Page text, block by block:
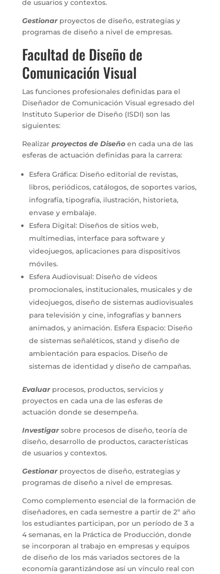
de usuarios y contextos.
Gestionar proyectos de diseño, estrategias y
programas de diseño a nivel de empresas.
Facultad de Diseño de
Comunicación Visual
Las funciones profesionales definidas para el
Diseñador de Comunicación Visual egresado del
Instituto Superior de Diseño (ISDI) son las
siguientes:
Realizar proyectos de Diseñoen cada una de las
esferas de actuación definidas para la carrera:
Esfera Gráfica: Diseño editorial de revistas,
libros, periódicos, catálogos, de soportes varios,
infografía, tipografía, ilustración, historieta,
envase y embalaje.
Esfera Digital: Diseños de sitios web,
multimedias, interface para software y
videojuegos, aplicaciones para dispositivos
móviles.
Esfera Audiovisual: Diseño de videos
promocionales, institucionales, musicales y de
videojuegos, diseño de sistemas audiovisuales
para televisión y cine, infografías y banners
animados, y animación. Esfera Espacio: Diseño
de sistemas señaléticos, stand y diseño de
ambientación para espacios. Diseño de
sistemas de identidad y diseño de campañas.
Evaluar procesos, productos, servicios y
proyectos en cada una de las esferas de
actuación donde se desempeña.
Investigar sobre procesos de diseño, teoría de
diseño, desarrollo de productos, características
de usuarios y contextos.
Gestionar proyectos de diseño, estrategias y
programas de diseño a nivel de empresas.
Como complemento esencial de la formación de
diseñadores, en cada semestre a partir de 2º año
los estudiantes participan, por un período de 3 a
4 semanas, en la Práctica de Producción, donde
se incorporan al trabajo en empresas y equipos
de diseño de los más variados sectores de la
economía garantizándose así un vínculo real con